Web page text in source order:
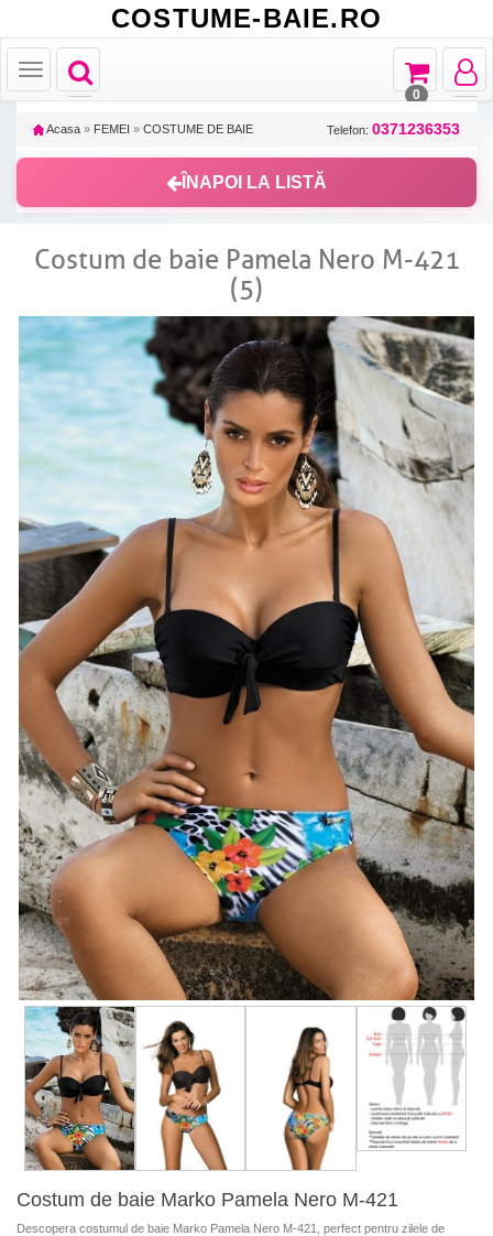
COSTUME-BAIE.RO
Toggle
navigation
Toggle
navigation
Toggle
Toggle
navigation
0
Acasa » FEMEI » COSTUME DE BAIE Telefon: 0371236353
ÎNAPOI LA LISTĂ
Costum de baie Pamela Nero M-421
(5)
Costum de baie Marko Pamela Nero M-421
Descopera costumul de baie Marko Pamela Nero M-421, perfect pentru zilele de